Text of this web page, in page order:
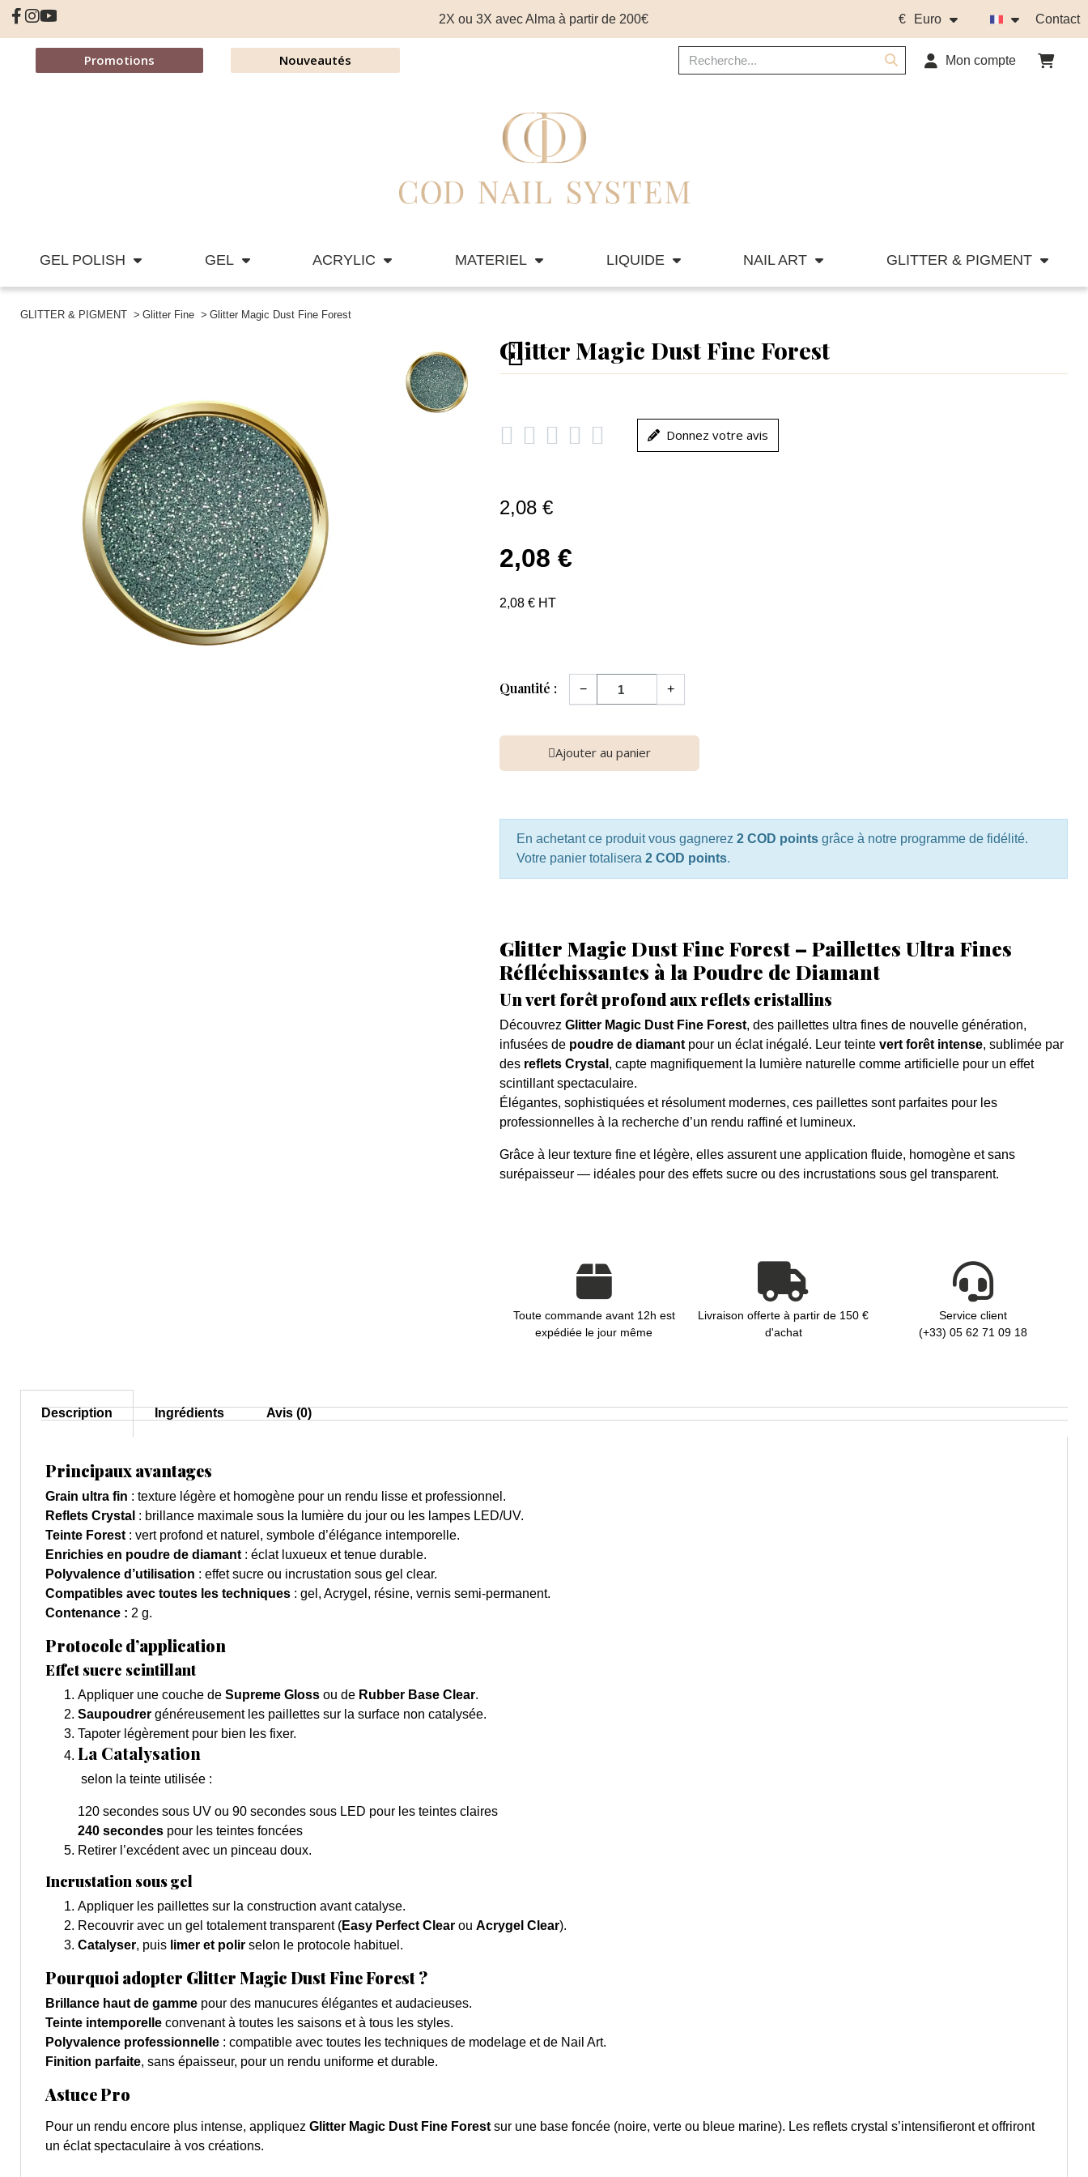
2X ou 3X avec Alma à partir de 200€ € Euro Contact
Promotions Nouveautés Mon compte
GEL POLISH GEL ACRYLIC MATERIEL LIQUIDE NAIL ART GLITTER & PIGMENT
GLITTER & PIGMENT Glitter Fine Glitter Magic Dust Fine Forest
Glitter Magic Dust Fine Forest
     Donnez votre avis
2,08 €
2,08 €
2,08 € HT
Quantité : − +
Ajouter au panier
En achetant ce produit vous gagnerez 2 COD pointsgrâce à notre programme de fidélité.
Votre panier totalisera 2 COD points.
Glitter Magic Dust Fine Forest – Paillettes Ultra Fines
Réfléchissantes à la Poudre de Diamant
Un vert forêt profond aux reflets cristallins
Découvrez Glitter Magic Dust Fine Forest, des paillettes ultra fines de nouvelle génération,
infusées de poudre de diamantpour un éclat inégalé. Leur teinte vert forêt intense, sublimée par
des reflets Crystal , capte magnifiquement la lumière naturelle comme artificielle pour un effet
scintillant spectaculaire.
Élégantes, sophistiquées et résolument modernes, ces paillettes sont parfaites pour les
professionnelles à la recherche d’un rendu raffiné et lumineux.
Grâce à leur texture fine et légère, elles assurent une application fluide, homogène et sans
surépaisseur — idéales pour des effets sucre ou des incrustations sous gel transparent.
Toute commande avant 12h est
expédiée le jour même
Livraison offerte à partir de 150 €
d'achat
Service client
(+33) 05 62 71 09 18
Description Ingrédients Avis (0)
Principaux avantages
Grain ultra fin : texture légère et homogène pour un rendu lisse et professionnel.
Reflets Crystal : brillance maximale sous la lumière du jour ou les lampes LED/UV.
Teinte Forest: vert profond et naturel, symbole d’élégance intemporelle.
Enrichies en poudre de diamant: éclat luxueux et tenue durable.
Polyvalence d’utilisation : effet sucre ou incrustation sous gel clear.
Compatibles avec toutes les techniques : gel, Acrygel, résine, vernis semi-permanent.
Contenance : 2 g.
Protocole d’application
Effet sucre scintillant
Appliquer une couche de Supreme Gloss ou de Rubber Base Clear.
Saupoudrer généreusement les paillettes sur la surface non catalysée.
Tapoter légèrement pour bien les fixer.
La Catalysation
selon la teinte utilisée :
120 secondes sous UV ou 90 secondes sous LED pour les teintes claires
240 secondes pour les teintes foncées
Retirer l’excédent avec un pinceau doux.
Incrustation sous gel
Appliquer les paillettes sur la construction avant catalyse.
Recouvrir avec un gel totalement transparent (Easy Perfect Clear ou Acrygel Clear).
Catalyser, puis limer et polir selon le protocole habituel.
Pourquoi adopter Glitter Magic Dust Fine Forest ?
Brillance haut de gamme pour des manucures élégantes et audacieuses.
Teinte intemporelle convenant à toutes les saisons et à tous les styles.
Polyvalence professionnelle : compatible avec toutes les techniques de modelage et de Nail Art.
Finition parfaite, sans épaisseur, pour un rendu uniforme et durable.
Astuce Pro
Pour un rendu encore plus intense, appliquez Glitter Magic Dust Fine Forestsur une base foncée (noire, verte ou bleue marine). Les reflets crystal s’intensifieront et offriront
un éclat spectaculaire à vos créations.